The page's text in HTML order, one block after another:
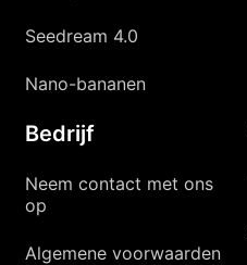
Seedream 4.0
Nano-bananen
Bedrijf
Neem contact met ons
op
Algemene voorwaarden